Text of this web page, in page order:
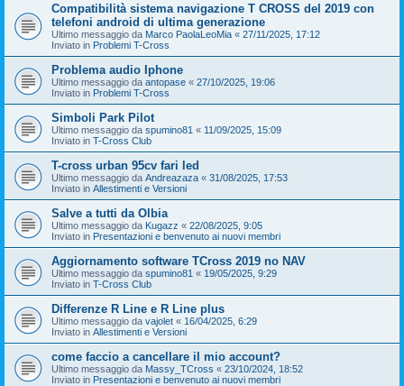
Compatibilità sistema navigazione T CROSS del 2019 con
telefoni android di ultima generazione
Ultimo messaggio da Marco PaolaLeoMia « 27/11/2025, 17:12
Inviato in Problemi T-Cross
Problema audio Iphone
Ultimo messaggio da antopase « 27/10/2025, 19:06
Inviato in Problemi T-Cross
Simboli Park Pilot
Ultimo messaggio da spumino81 « 11/09/2025, 15:09
Inviato in T-Cross Club
T-cross urban 95cv fari led
Ultimo messaggio da Andreazaza « 31/08/2025, 17:53
Inviato in Allestimenti e Versioni
Salve a tutti da Olbia
Ultimo messaggio da Kugazz « 22/08/2025, 9:05
Inviato in Presentazioni e benvenuto ai nuovi membri
Aggiornamento software TCross 2019 no NAV
Ultimo messaggio da spumino81 « 19/05/2025, 9:29
Inviato in T-Cross Club
Differenze R Line e R Line plus
Ultimo messaggio da vajolet « 16/04/2025, 6:29
Inviato in Allestimenti e Versioni
come faccio a cancellare il mio account?
Ultimo messaggio da Massy_TCross « 23/10/2024, 18:52
Inviato in Presentazioni e benvenuto ai nuovi membri